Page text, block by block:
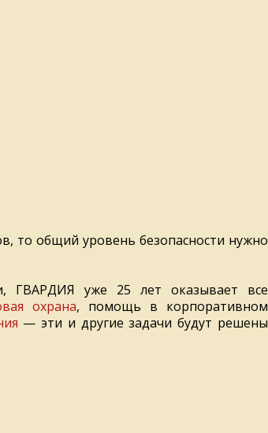
то общий уровень безопасности нужно
ГВАРДИЯ уже 25 лет оказывает все
охрана, помощь в корпоративном
— эти и другие задачи будут решены